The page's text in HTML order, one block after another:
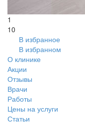
1
10
В избранное
В избранном
О клинике
Акции
Отзывы
Врачи
Работы
Цены на услуги
Статьи